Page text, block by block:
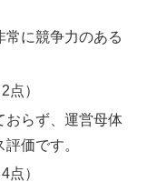
常に競争力のある
）
おらず、運営母体
価です。
）